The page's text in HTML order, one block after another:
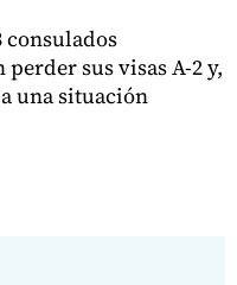
consulados
sus visas A-2 y,
una situación